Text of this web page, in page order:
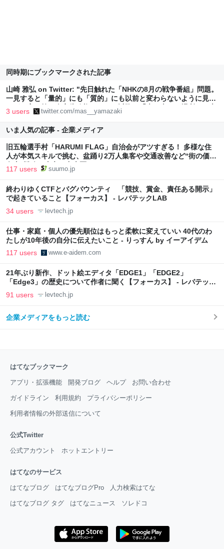
同時期にブックマークされた記事
山崎 雅弘 on Twitter: "先日触れた「NHKの8月の戦争番組」問題。
一見すると「量的」にも「質的」にも以前と変わらないように見え
るが、実は第二次安倍政権になって以降、「光を当てる場所」に大
きな変化が生じている。 具体的には「政府」と「メディア」の責
任… https://t.co/k2RAdD5W29"
3 users twitter.com/mas__yamazaki
いま人気の記事 - 企業メディア
旧五輪選手村「HARUMI FLAG」自治会がアツすぎる！ 多様な住
人が本気スキルで挑む、盆踊り2万人集客や交通改善など“街の価値
向上”戦略 東京・中央区
117 users suumo.jp
終わりゆくCTFとバグバウンティ 「競技、賞金、責任ある開示」
で起きていること【フォーカス】 - レバテックLAB
34 users levtech.jp
仕事・家庭・個人の優先順位はもっと柔軟に変えていい 40代のわ
たしが10年後の自分に伝えたいこと - りっすん by イーアイデム
117 users www.e-aidem.com
21年ぶり新作、ドット絵エディタ「EDGE1」「EDGE2」
「Edge3」の歴史について作者に聞く【フォーカス】 - レバテック
LAB
91 users levtech.jp
企業メディアをもっと読む
はてなブックマーク
アプリ・拡張機能 開発ブログ ヘルプ お問い合わせ
ガイドライン 利用規約 プライバシーポリシー
利用者情報の外部送信について
公式Twitter
公式アカウント ホットエントリー
はてなのサービス
はてなブログ はてなブログPro 人力検索はてな
はてなブログ タグ はてなニュース ソレドコ